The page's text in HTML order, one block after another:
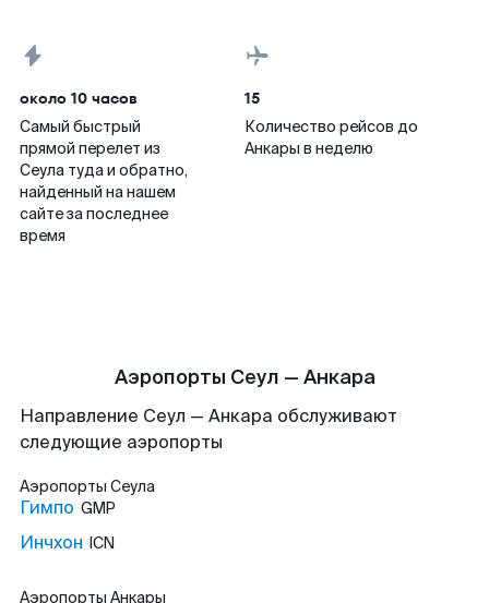
около 10 часов
Самый быстрый
прямой перелет из
Сеула туда и обратно,
найденный на нашем
сайте за последнее
время
15
Количество рейсов до
Анкары в неделю
Аэропорты Сеул — Анкара
Направление Сеул — Анкара обслуживают
следующие аэропорты
Аэропорты Сеула
Гимпо GMP
Инчхон ICN
Аэропорты Анкары